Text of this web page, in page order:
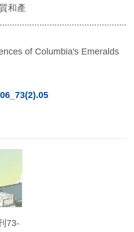
和產
of Columbia's Emeralds
73-